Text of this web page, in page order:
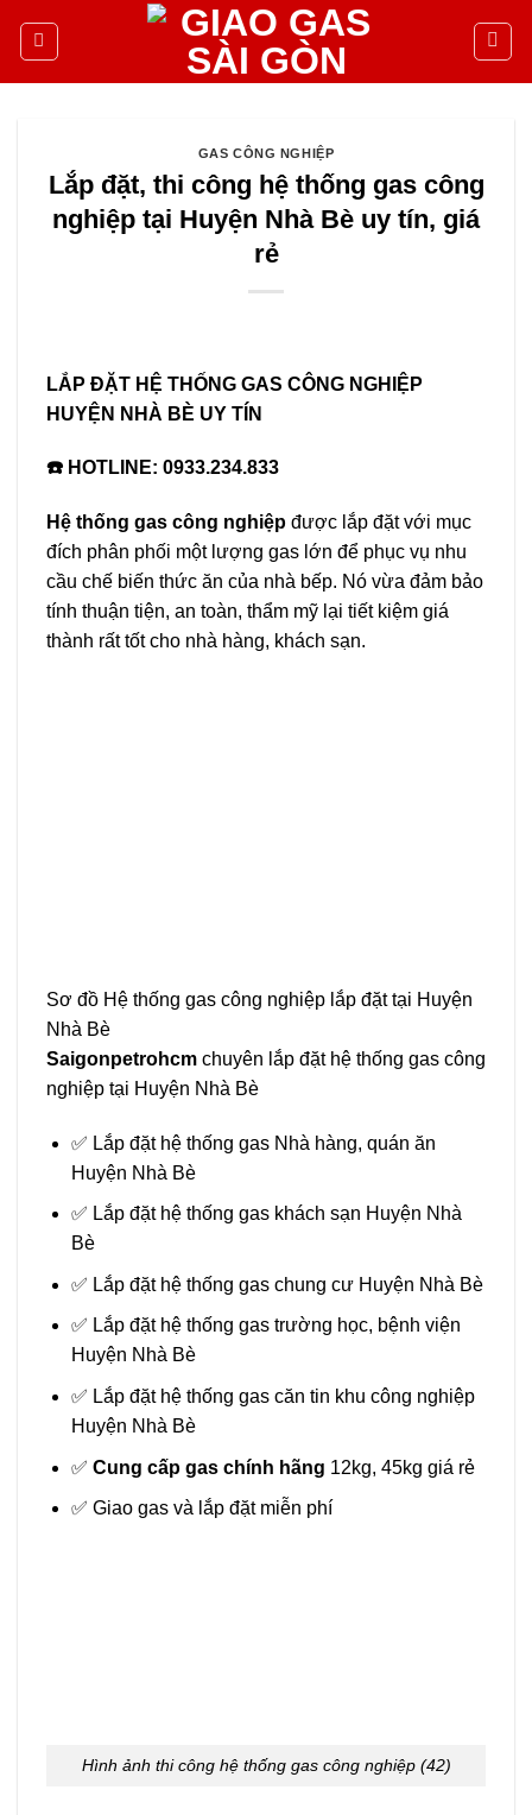
GAS CÔNG NGHIỆP
Lắp đặt, thi công hệ thống gas công
nghiệp tại Huyện Nhà Bè uy tín, giá
rẻ
LẮP ĐẶT HỆ THỐNG GAS CÔNG NGHIỆP
HUYỆN NHÀ BÈ UY TÍN
☎️ HOTLINE: 0933.234.833
Hệ thống gas công nghiệp được lắp đặt với mục
đích phân phối một lượng gas lớn để phục vụ nhu
cầu chế biến thức ăn của nhà bếp. Nó vừa đảm bảo
tính thuận tiện, an toàn, thẩm mỹ lại tiết kiệm giá
thành rất tốt cho nhà hàng, khách sạn.
Sơ đồ Hệ thống gas công nghiệp lắp đặt tại Huyện
Nhà Bè
Saigonpetrohcm chuyên lắp đặt hệ thống gas công
nghiệp tại Huyện Nhà Bè
✅ Lắp đặt hệ thống gas Nhà hàng, quán ăn
Huyện Nhà Bè
✅ Lắp đặt hệ thống gas khách sạn Huyện Nhà
Bè
✅ Lắp đặt hệ thống gas chung cư Huyện Nhà Bè
✅ Lắp đặt hệ thống gas trường học, bệnh viện
Huyện Nhà Bè
✅ Lắp đặt hệ thống gas căn tin khu công nghiệp
Huyện Nhà Bè
✅ Cung cấp gas chính hãng 12kg, 45kg giá rẻ
✅ Giao gas và lắp đặt miễn phí
Hình ảnh thi công hệ thống gas công nghiệp (42)